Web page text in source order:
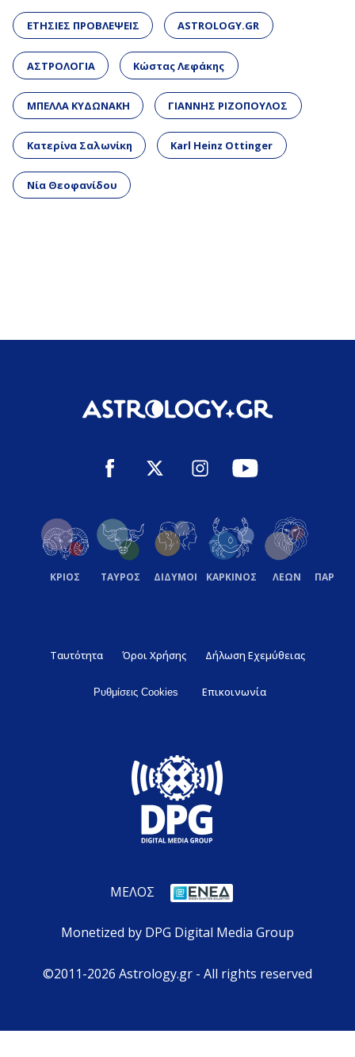
ΕΤΗΣΙΕΣ ΠΡΟΒΛΕΨΕΙΣ ASTROLOGY.GR
ΑΣΤΡΟΛΟΓΙΑ Κώστας Λεφάκης
ΜΠΕΛΛΑ ΚΥΔΩΝΑΚΗ ΓΙΑΝΝΗΣ ΡΙΖΟΠΟΥΛΟΣ
Κατερίνα Σαλωνίκη Karl Heinz Ottinger
Νία Θεοφανίδου
ΚΡΙΟΣ ΤΑΥΡΟΣ ΔΙΔΥΜΟΙ ΚΑΡΚΙΝΟΣ ΛΕΩΝ
Ταυτότητα Όροι Χρήσης Δήλωση Εχεμύθειας
Ρυθμίσεις Cookies Επικοινωνία
ΜΕΛΟΣ
Monetized by DPG Digital Media Group
©2011-2026 Astrology.gr - All rights reserved